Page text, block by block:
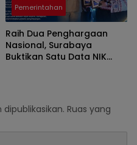
Pemerintahan
Raih Dua Penghargaan
Nasional, Surabaya
Buktikan Satu Data NIK
Ruas yang